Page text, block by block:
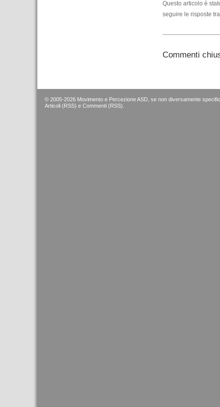
Questo articolo è
seguire le risposte
Commenti
© 2005-2026 Movimento e Percezione ASD, se non diversamente
Articoli (RSS) e Commenti (RSS)